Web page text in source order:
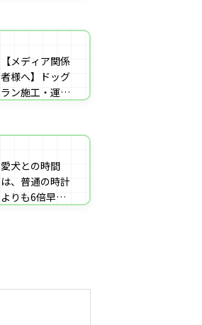
さんのご実家の
を施工
【メディア関係
者様へ】ドッグ
ラン施工・運営
材・出演・執筆
愛犬との時間
は、普通の時計
よりも6倍早く
デメリット）を